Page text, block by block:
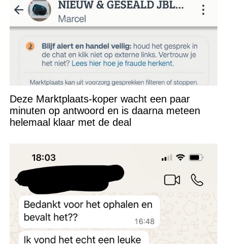
Deze Marktplaats-koper wacht een paar
minuten op antwoord en is daarna meteen
helemaal klaar met de deal